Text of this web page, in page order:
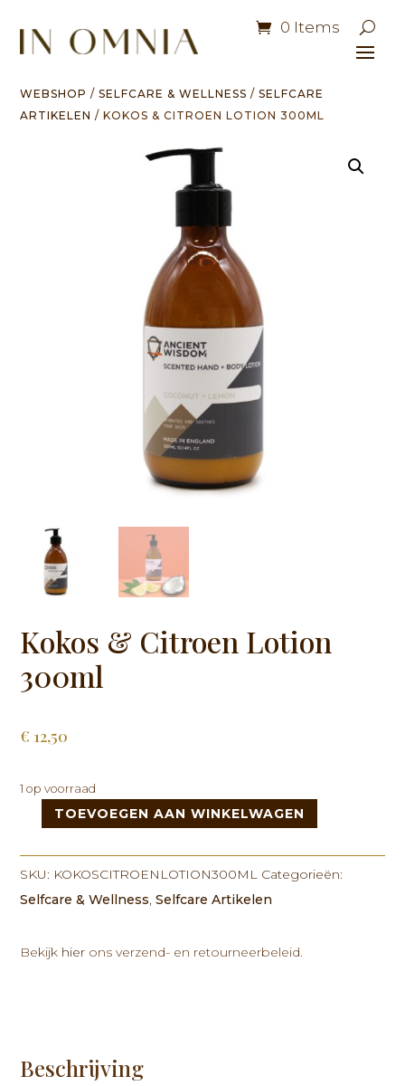
0 Items
WEBSHOP /SELFCARE & WELLNESS /SELFCARE
ARTIKELEN / KOKOS & CITROEN LOTION 300ML
Kokos & Citroen Lotion
300ml
€ 12,50
1 op voorraad
Kokos
300ml
TOEVOEGEN AAN WINKELWAGEN
SKU: KOKOSCITROENLOTION300ML Categorieën:
Selfcare & Wellness,Selfcare Artikelen
Bekijk hier ons verzend- en retourneerbeleid.
Beschrijving